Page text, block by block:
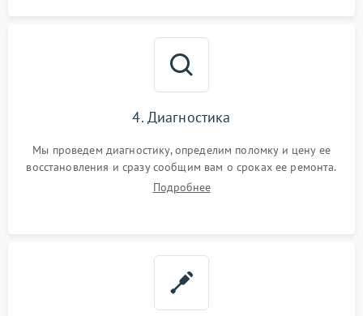
4. Диагностика
Мы проведем диагностику, определим поломку и цену ее
восстановления и сразу сообщим вам о сроках ее ремонта.
Подробнее